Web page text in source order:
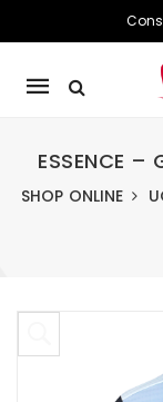
Mobile
ESSENCE –
SHOP ONLINE